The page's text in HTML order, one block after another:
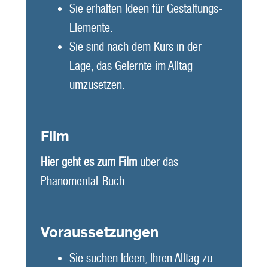
Sie erhalten Ideen fürGestaltungs-
Elemente.
Sie sind nach dem Kurs in der
Lage, das Gelernte im Alltag
umzusetzen.
Film
Hier geht es zum Filmüber das
Phänomental-Buch.
Voraussetzungen
Sie suchen Ideen, Ihren Alltag zu